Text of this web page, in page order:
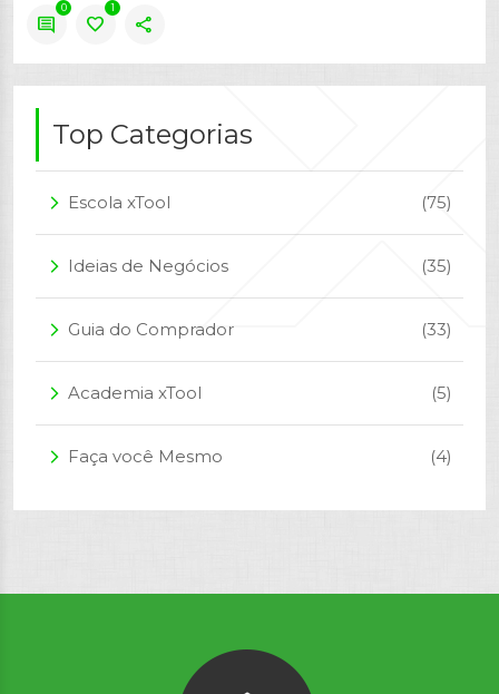
comment
0
favorite
1
share
Top Categorias
arrow_forward_ios Escola xTool (75)
arrow_forward_ios Ideias de Negócios (35)
arrow_forward_ios Guia do Comprador (33)
arrow_forward_ios Academia xTool (5)
arrow_forward_ios Faça você Mesmo (4)